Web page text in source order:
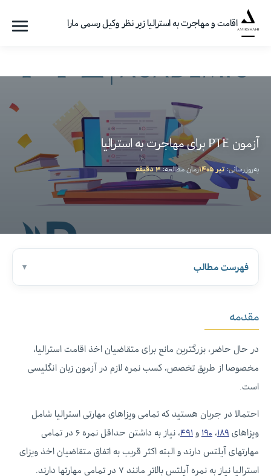
اقامت و مهاجرت به استرالیا زیر نظر وکیل رسمی مارا
آزمون PTE برای مهاجرت به استرالیا
به‌روزرسانی: تیر ۱۴۰۵ زمان مطالعه:۳ دقیقه
فهرست مطالب
مقدمه
در حال حاضر، بزرگترین مانع برای متقاضیان اخذ اقامت استرالیا،
مخصوصا از طریق تخصص، کسب نمره لازم در آزمون زبان انگلیسی
است.
احتمالا در جریان هستید که تمامی ویزاهای مهارتی استرالیا شامل
ویزاهای ۱۸۹، ۱۹۰ و ۴۹۱
، نیاز به داشتن حداقل نمره ۶ در تمامی
مهارتهای آیلتس دارند و البته اکثر قریب به اتفاق متقاضیان اخذ ویزای
استرالیا نیاز به نمره آیلتس بالاتر مانند ۷ در تمامی مهارتها دارند.